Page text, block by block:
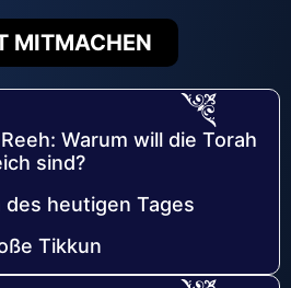
MITMACHEN
Warum will die Torah
sind?
des heutigen Tages
Tikkun